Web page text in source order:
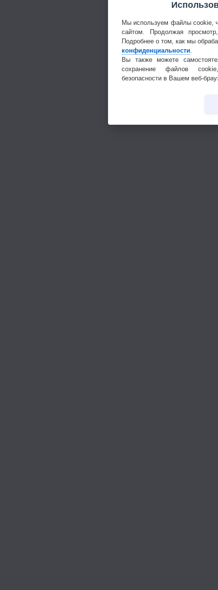
Мы используем файлы cookie,
сайтом. Продолжая
Подробнее о том, как мы
конфиденциальности.
Вы также можете
сохранение файлов
безопасности в Вашем веб-